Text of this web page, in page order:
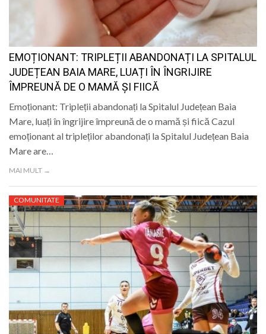
EMOȚIONANT: TRIPLEȚII ABANDONAȚI LA SPITALUL
JUDEȚEAN BAIA MARE, LUAȚI ÎN ÎNGRIJIRE
ÎMPREUNĂ DE O MAMĂ ȘI FIICĂ
Emoționant: Tripleții abandonați la Spitalul Județean Baia
Mare, luați în îngrijire împreună de o mamă și fiică Cazul
emoționant al tripleților abandonați la Spitalul Județean Baia
Mare are…
MAI MULT →
COMUNITATE